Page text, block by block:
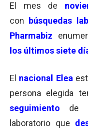
El mes de
con
búsquedas
Pharmabiz
los últimos siete
El nacional Elea
persona elegida
seguimiento
de
laboratorio que